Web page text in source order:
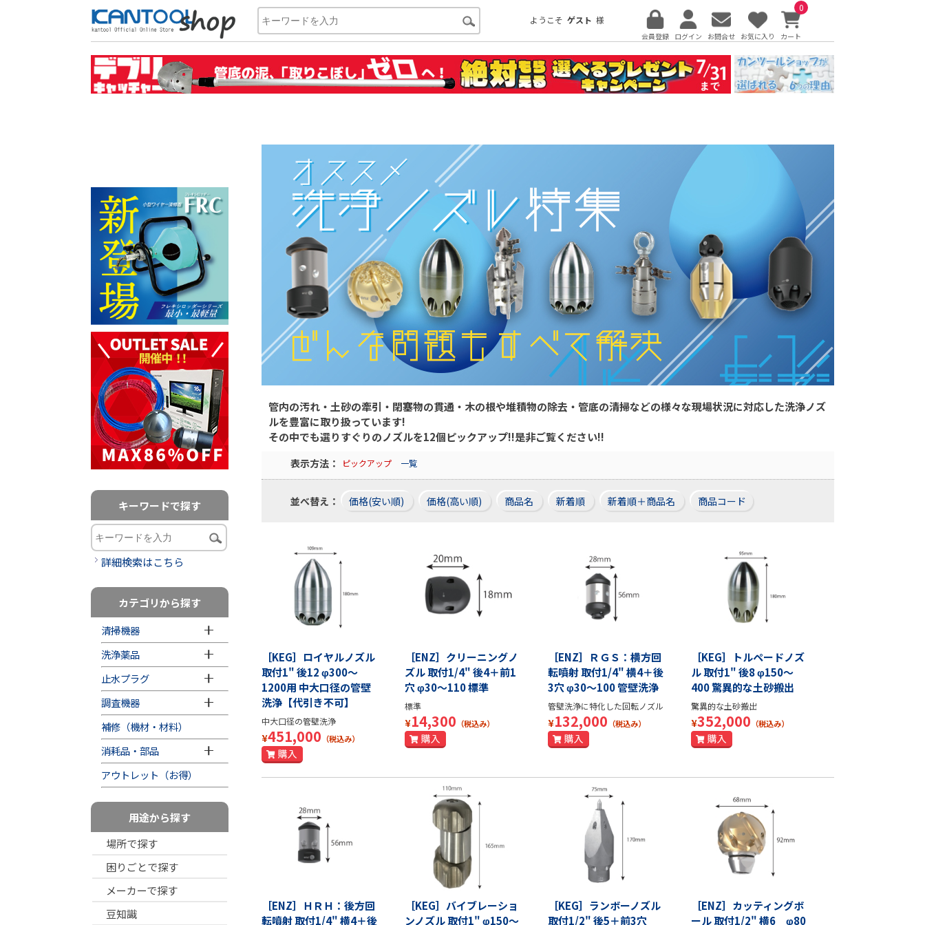
ようこそ ゲスト 様
会員登録 ログイン お問合せ お気に入り
0
カート
管内の汚れ・土砂の牽引・閉塞物の貫通・木の根や堆積物の除去・管底の清掃などの様々な現場状況に対応した洗浄ノズ
ルを豊富に取り扱っています!
その中でも選りすぐりのノズルを12個ピックアップ!!是非ご覧ください!!
表示方法： ピックアップ 一覧
並べ替え： 価格(安い順) 価格(高い順) 商品名 新着順 新着順＋商品名 商品コード
［KEG］ロイヤルノズル
取付1" 後12 φ300～
1200用 中大口径の管壁
洗浄【代引き不可】
中大口径の管壁洗浄
¥451,000 （税込み）
［ENZ］クリーニングノ
ズル 取付1/4" 後4＋前1
穴 φ30～110 標準
標準
¥14,300 （税込み）
［ENZ］ＲＧＳ：横方回
転噴射 取付1/4" 横4＋後
3穴 φ30～100 管壁洗浄
管壁洗浄に特化した回転ノズル
¥132,000 （税込み）
［KEG］トルペードノズ
ル 取付1" 後8 φ150～
400 驚異的な土砂搬出
驚異的な土砂搬出
¥352,000 （税込み）
［ENZ］ＨＲＨ：後方回
転噴射 取付1/4" 横4＋後
［KEG］バイブレーショ
ンノズル 取付1" φ150～
［KEG］ランボーノズル
取付1/2" 後5＋前3穴
［ENZ］カッティングボ
ール 取付1/2" 横6 φ80
キーワードで探す
詳細検索はこちら
カテゴリから探す
清掃機器
洗浄薬品
止水プラグ
調査機器
補修（機材・材料）
消耗品・部品
アウトレット（お得）
用途から探す
場所で探す
困りごとで探す
メーカーで探す
豆知識